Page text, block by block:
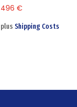
496€
plusShipping Costs